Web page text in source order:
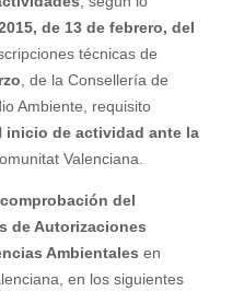
de 13 de febrero, del
técnicas de
, de la Consellería de
Ambiente, requisito
inicio de actividad ante la
Valenciana.
comprobación del
de Autorizaciones
Ambientales en
en los siguientes